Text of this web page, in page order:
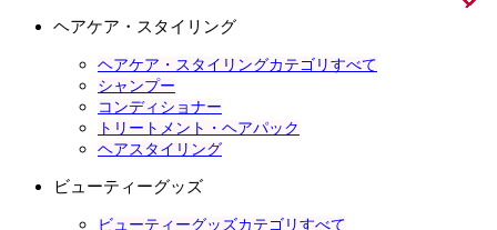
ヘアケア・スタイリング
ヘアケア・スタイリングカテゴリすべて
シャンプー
コンディショナー
トリートメント・ヘアパック
ヘアスタイリング
ビューティーグッズ
ビューティーグッズカテゴリすべて